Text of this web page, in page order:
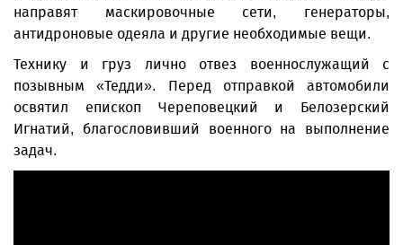
направят маскировочные сети, генераторы,
антидроновые одеяла и другие необходимые вещи.
Технику и груз лично отвез военнослужащий с
позывным «Тедди». Перед отправкой автомобили
освятил епископ Череповецкий и Белозерский
Игнатий, благословивший военного на выполнение
задач.